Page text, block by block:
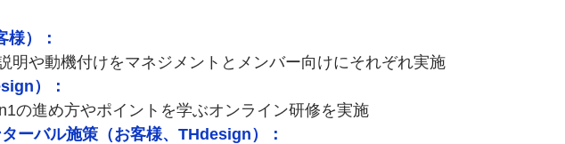
）：
や動機付けをマネジメントとメンバー向けにそれぞれ実施
）：
進め方やポイントを学ぶオンライン研修を実施
ーバル施策（お客様、THdesign）：